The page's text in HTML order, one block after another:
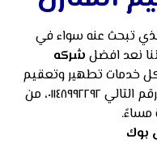
تبحث عنه سواء في
نعد افضل شركه
خدمات تطهير وتعقيم
المنازل ويمكنك التواصل معنا على الرقم التالي ٠١١٤٨٩٩٢٢٩٢، من
مساءً.
بوك